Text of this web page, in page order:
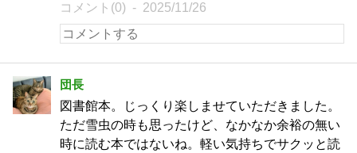
コメント(0) 2025/11/26
団長
図書館本。じっくり楽しませていただきました。
ただ雪虫の時も思ったけど、なかなか余裕の無い
時に読む本ではないね。軽い気持ちでサクッと読